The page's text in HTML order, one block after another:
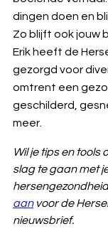
dingen doen en
Zo blijft ook jouw
Erik heeft de
gezorgd voor
omtrent een
geschilderd,
meer.
Wil je tips en tools
slag te gaan met
aan voor de
nieuwsbrief.